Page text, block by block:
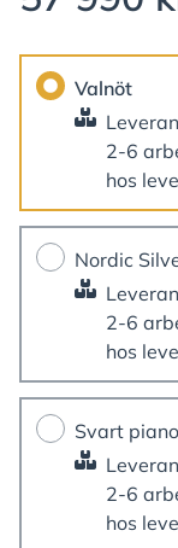
Valnöt
2-6
hos
Nordic
2-6
hos
Svart
2-6
hos